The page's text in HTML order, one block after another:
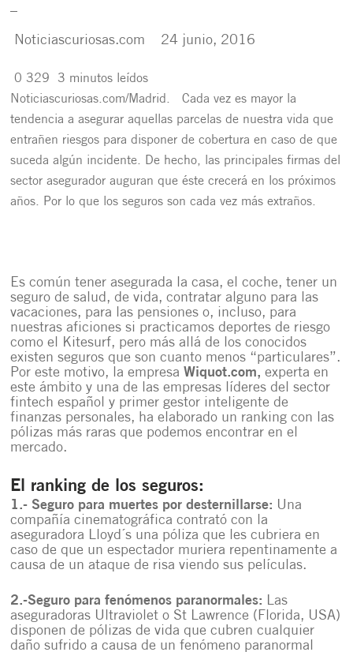
Noticiascuriosas.com 24 junio, 2016
0 329
3 minutos leídos
Noticiascuriosas.com/Madrid. Cada vez es mayor la
tendencia a asegurar aquellas parcelas de nuestra vida que
entrañen riesgos para disponer de cobertura en caso de que
suceda algún incidente. De hecho, las principales firmas del
sector asegurador auguran que éste crecerá en los próximos
años. Por lo que los seguros son cada vez más extraños.
Es común tener asegurada la casa, el coche, tener un
seguro de salud, de vida, contratar alguno para las
vacaciones, para las pensiones o, incluso, para
nuestras aficiones si practicamos deportes de riesgo
como el Kitesurf, pero más allá de los conocidos
existen seguros que son cuanto menos “particulares”.
Por este motivo, la empresaWiquot.com, experta en
este ámbito y una de las empresas líderes del sector
fintech español y primer gestor inteligente de
finanzas personales, ha elaborado un ranking con las
pólizas más raras que podemos encontrar en el
mercado.
El ranking de los seguros:
1.- Seguro para muertes por desternillarse: Una
compañía cinematográfica contrató con la
aseguradora Lloyd´s una póliza que les cubriera en
caso de que un espectador muriera repentinamente a
causa de un ataque de risa viendo sus películas.
2.-Seguro para fenómenos paranormales: Las
aseguradoras Ultraviolet o St Lawrence (Florida, USA)
disponen de pólizas de vida que cubren cualquier
daño sufrido a causa de un fenómeno paranormal